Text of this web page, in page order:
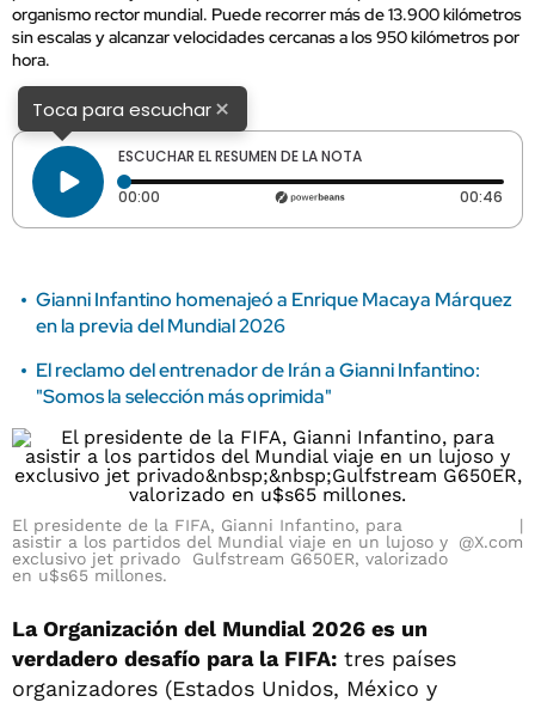
organismo rector mundial. Puede recorrer más de 13.900 kilómetros
sin escalas y alcanzar velocidades cercanas a los 950 kilómetros por
hora.
Toca para escuchar×
ESCUCHAR EL RESUMEN DE LA NOTA
00:00 Tiempo transcurrido: 0 segundos 00:46
Gianni Infantino homenajeó a Enrique Macaya Márquez
en la previa del Mundial 2026
El reclamo del entrenador de Irán a Gianni Infantino:
"Somos la selección más oprimida"
El presidente de la FIFA, Gianni Infantino, para
asistir a los partidos del Mundial viaje en un lujoso y
exclusivo jet privado Gulfstream G650ER, valorizado
en u$s65 millones.
@X.com
La Organización del Mundial 2026 es un
verdadero desafío para la FIFA: tres países
organizadores (Estados Unidos, México y